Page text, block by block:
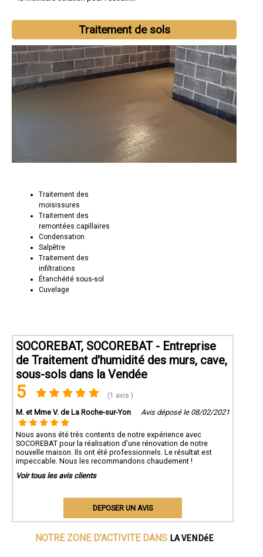
Traitement de sols
Traitement des
moisissures
Traitement des
remontées capillaires
Condensation
Salpêtre
Traitement des
infiltrations
Étanchéité sous-sol
Cuvelage
SOCOREBAT, SOCOREBAT - Entreprise
de Traitement d'humidité des murs, cave,
sous-sols dans la Vendée
5 (1 avis )
M. et Mme V. de La Roche-sur-Yon Avis déposé le 08/02/2021
Nous avons été très contents de notre expérience avec
SOCOREBAT pour la réalisation d'une rénovation de notre
nouvelle maison. Ils ont été professionnels. Le résultat est
impeccable. Nous les recommandons chaudement !
Voir tous les avis clients
DEPOSER UN AVIS
NOTRE ZONE D'ACTIVITE DANS LA VENDéE